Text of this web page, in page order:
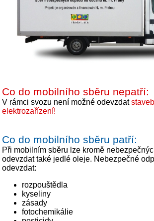
Co do mobilního sběru nepatří:
V rámci svozu není možné odevzdat
elektrozařízení!
Co do mobilního sběru patří:
Při mobilním sběru lze kromě
odevzdat také jedlé oleje. Nebezpečné
odevzdat:
rozpouštědla
kyseliny
zásady
fotochemikálie